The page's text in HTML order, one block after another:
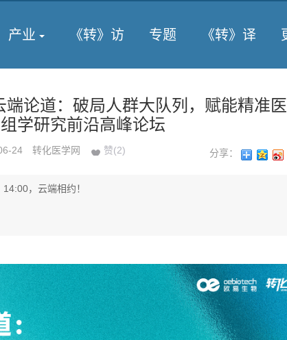
产业 《转》访 专题 《转》译
端论道：破局人群大队列，赋能精准
学研究前沿高峰论坛
24 转化医学网 赞(2) 分享：
，云端相约！